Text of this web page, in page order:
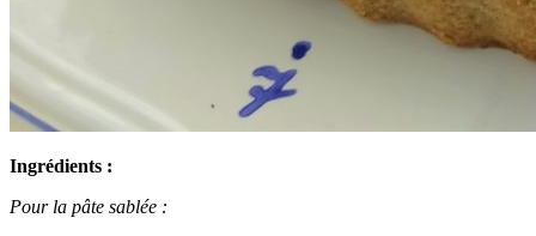
Ingrédients :
Pour la pâte sablée :